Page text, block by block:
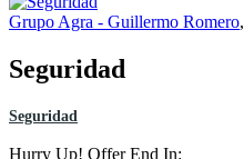
Grupo Agra - Guillermo Romero,
Seguridad
Seguridad
Hurry Up! Offer End In: